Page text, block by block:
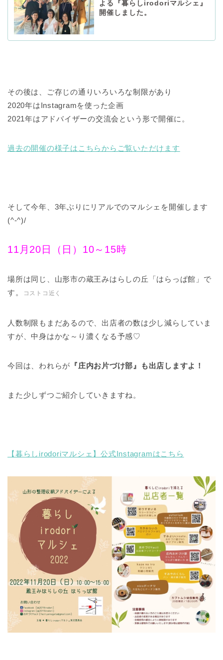
よる『暮らしirodoriマルシェ』
開催しました。
その後は、ご存じの通りいろいろな制限があり
2020年はInstagramを使った企画
2021年はアドバイザーの交流会という形で開催に。
過去の開催の様子はこちらからご覧いただけます
そして今年、3年ぶりにリアルでのマルシェを開催します
(^-^)/
11月20日（日）10～15時
場所は同じ、山形市の蔵王みはらしの丘「はらっぱ館」で
す。
コストコ近く
人数制限もまだあるので、出店者の数は少し減らしていま
すが、中身はかな～り濃くなる予感♡
今回は、われらが 『庄内お片づけ部』も出店しますよ！
また少しずつご紹介していきますね。
【暮らしirodoriマルシェ】公式Instagramはこちら